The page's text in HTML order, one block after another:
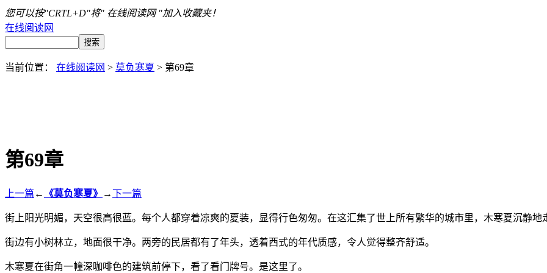
您可以按"CRTL+D"将" 在线阅读网 "加入收藏夹！
在线阅读网
当前位置： 在线阅读网 > 莫负寒夏 > 第69章
第69章
上一篇 ← 《莫负寒夏》 →下一篇
街上阳光明媚，天空很高很蓝。每个人都穿着凉爽的夏装，显得行色匆匆。在这汇集了世上所有繁华的城市里，木寒夏沉静地
街边有小树林立，地面很干净。两旁的民居都有了年头，透着西式的年代质感，令人觉得整齐舒适。
木寒夏在街角一幢深咖啡色的建筑前停下，看了看门牌号。是这里了。